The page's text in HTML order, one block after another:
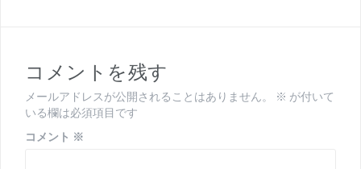
ゲ
ー
シ
ョ
コメントを残す
メールアドレスが公開されることはありません。 ※ が付いて
いる欄は必須項目です
コメント ※